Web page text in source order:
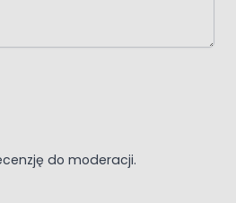
do moderacji.